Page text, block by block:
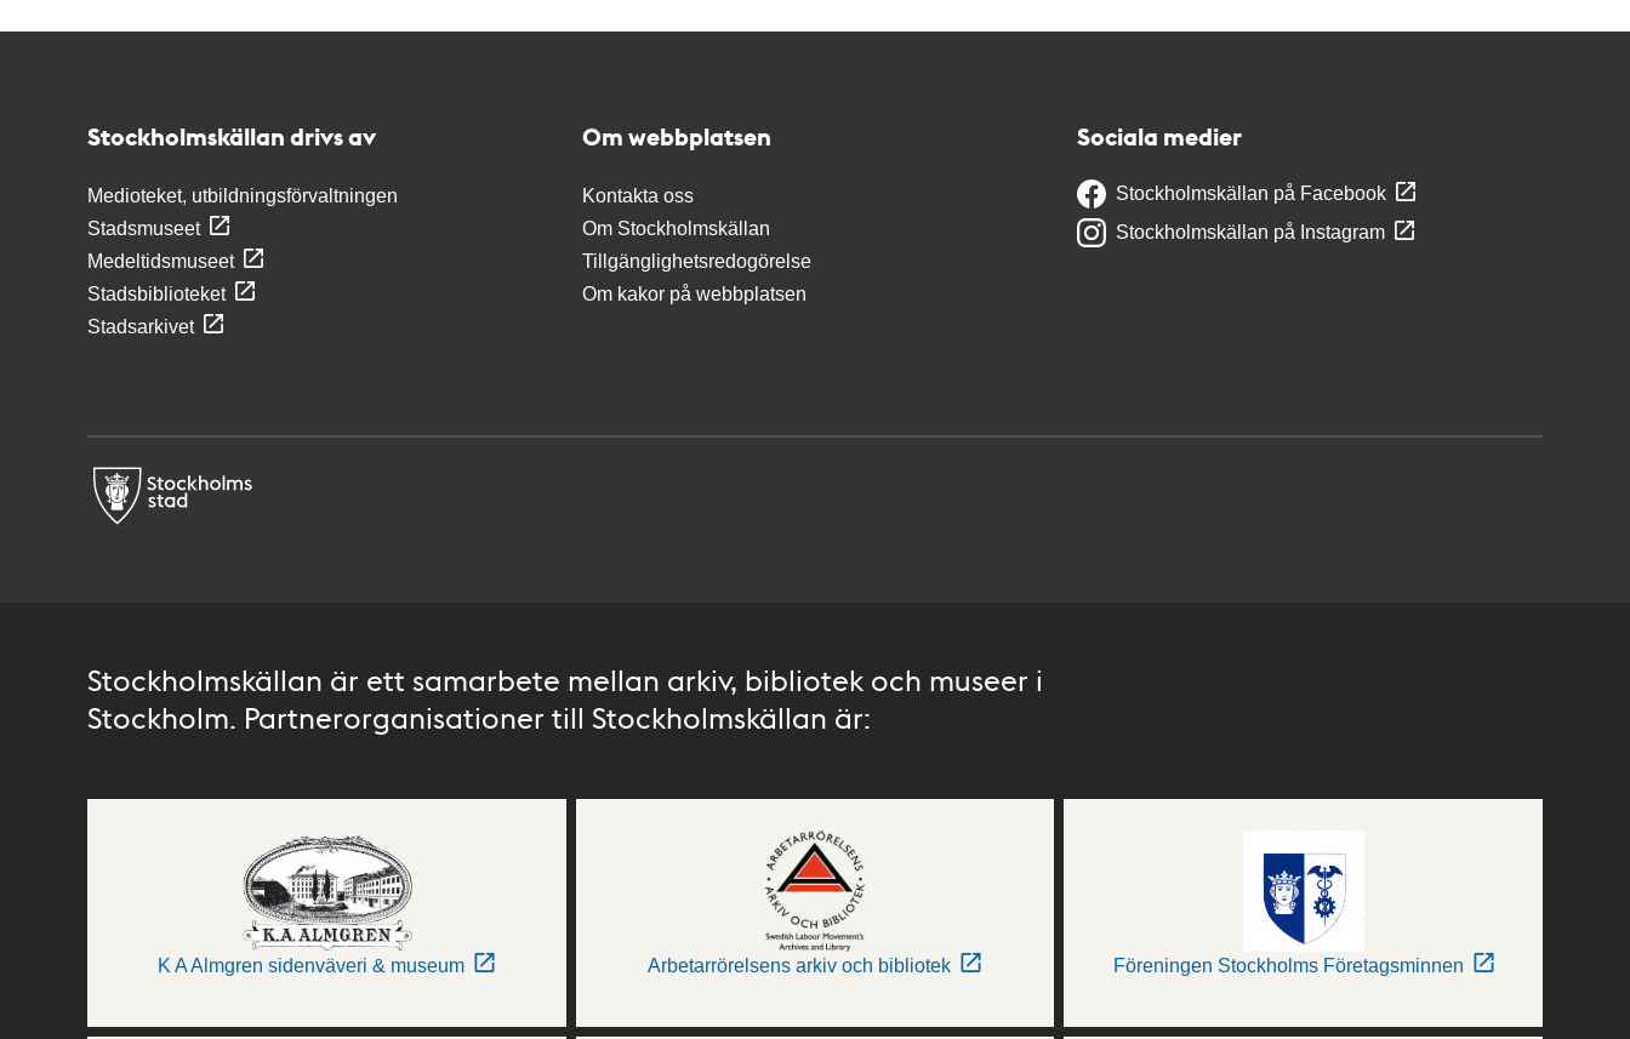
Stockholmskällan drivs av
Medioteket, utbildningsförvaltningen
Stadsmuseet
Medeltidsmuseet
Stadsbiblioteket
Stadsarkivet
Om webbplatsen
Kontakta oss
Om Stockholmskällan
Tillgänglighetsredogörelse
Om kakor på webbplatsen
Sociala medier
Stockholmskällan på Facebook
Stockholmskällan på Instagram
Stockholmskällan är ett samarbete mellan arkiv, bibliotek och museer i
Stockholm. Partnerorganisationer till Stockholmskällan är:
K A Almgren sidenväveri & museum Arbetarrörelsens arkiv och bibliotek Föreningen Stockholms Företagsminnen